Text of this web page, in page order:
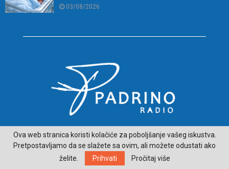
03/08/2026
O NAMA
ČITAJ VIJESTI SA LJEPŠE STRANE HERCEGOVINE - padrino.ba
Ova web stranica koristi kolačiće za poboljšanje vašeg iskustva.
Pretpostavljamo da se slažete sa ovim, ali možete odustati ako
želite.
Prihvati Pročitaj više